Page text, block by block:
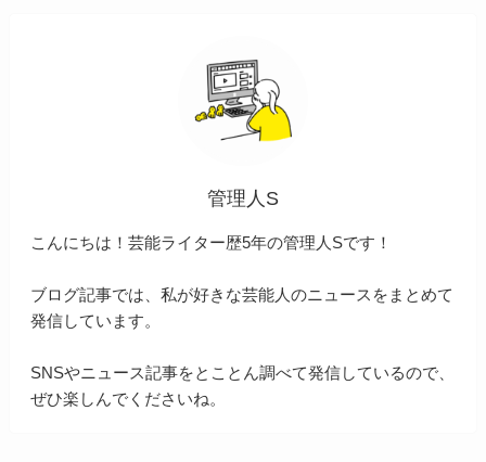
管理人S
こんにちは！芸能ライター歴5年の管理人Sです！
ブログ記事では、私が好きな芸能人のニュースをまとめて
発信しています。
SNSやニュース記事をとことん調べて発信しているので、
ぜひ楽しんでくださいね。